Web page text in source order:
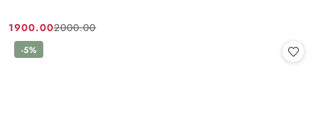
Cena
promocyjna:
1900.00
Cena
przed
2000.00
-5%